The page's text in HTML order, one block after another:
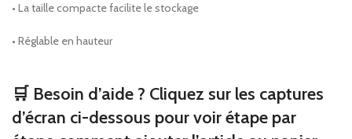
• La taille compacte facilite le stockage
• Réglable en hauteur
🛒 Besoin d’aide ? Cliquez sur les captures
d’écran ci-dessous pour voir étape par